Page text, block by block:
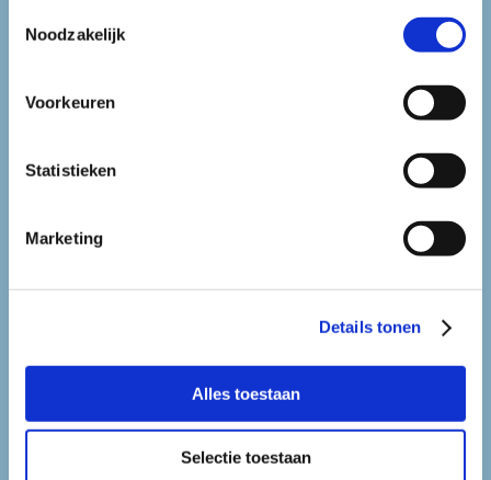
Noodzakelijk
Voorkeuren
Statistieken
Marketing
Details tonen
Alles toestaan
Selectie toestaan
infoportaal